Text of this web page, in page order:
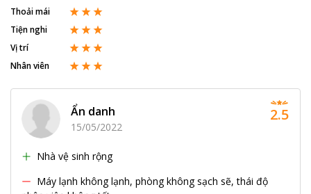
Thoải mái
Tiện nghi
Vị trí
Nhân viên
Ẩn danh
15/05/2022
Nhà vệ sinh rộng
Máy lạnh không lạnh, phòng không sạch sẽ, thái độ
2.5